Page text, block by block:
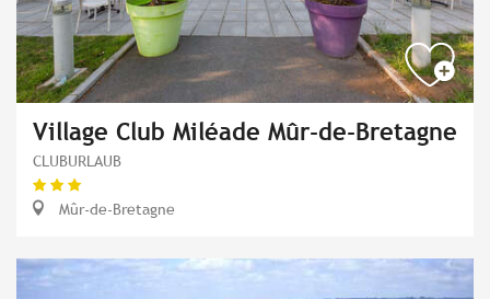
Village Club Miléade Mûr-de-Bretagne
CLUBURLAUB
Mûr-de-Bretagne